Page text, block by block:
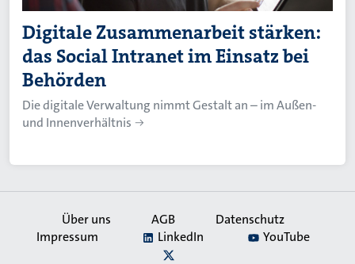
Digitale Zusammenarbeit stärken:
das Social Intranet im Einsatz bei
Behörden
Die digitale Verwaltung nimmt Gestalt an – im Außen-
und Innenverhältnis
Secondary
Über uns AGB
Datenschutz
Impressum
LinkedIn
YouTube